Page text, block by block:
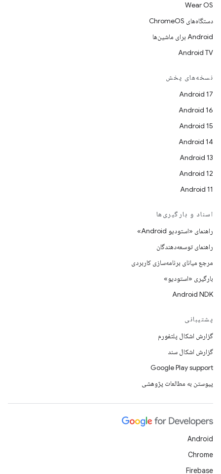
Wear OS
دستگاه‌های ChromeOS
Android برای ماشین‌ها
Android TV
نسخه‌های پخش
Android 17
Android 16
Android 15
Android 14
Android 13
Android 12
Android 11
اسناد و بارگیری‌ها
راهنمای «استودیو Android»
راهنمای توسعه‌دهندگان
مرجع میانای برنامه‌سازی کاربردی
بارگیری «استودیو»
Android NDK
پشتیبانی
گزارش اشکال پلتفورم
گزارش اشکال سند
Google Play support
پیوستن به مطالعات پژوهشی
Android
Chrome
Firebase